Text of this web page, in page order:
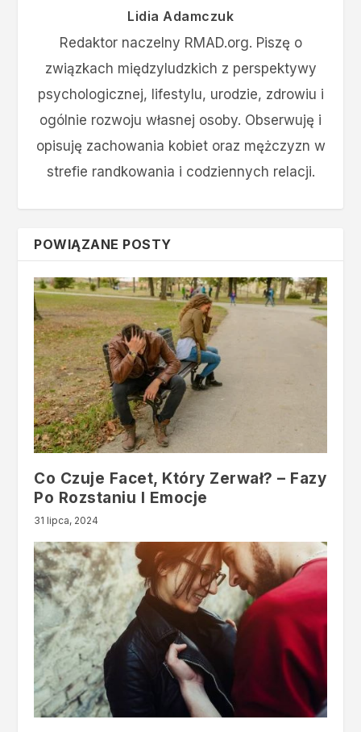
Lidia Adamczuk
Redaktor naczelny RMAD.org. Piszę o
związkach międzyludzkich z perspektywy
psychologicznej, lifestylu, urodzie, zdrowiu i
ogólnie rozwoju własnej osoby. Obserwuję i
opisuję zachowania kobiet oraz mężczyzn w
strefie randkowania i codziennych relacji.
POWIĄZANE POSTY
Co Czuje Facet, Który Zerwał? – Fazy
Po Rozstaniu I Emocje
31 lipca, 2024